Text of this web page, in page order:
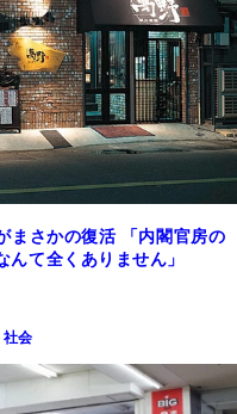
まさかの復活 「内閣官房の
て全くありません」
社会